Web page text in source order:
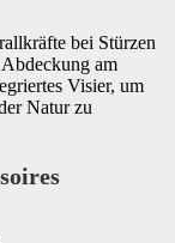
bei Stürzen
am
Visier, um
Natur zu